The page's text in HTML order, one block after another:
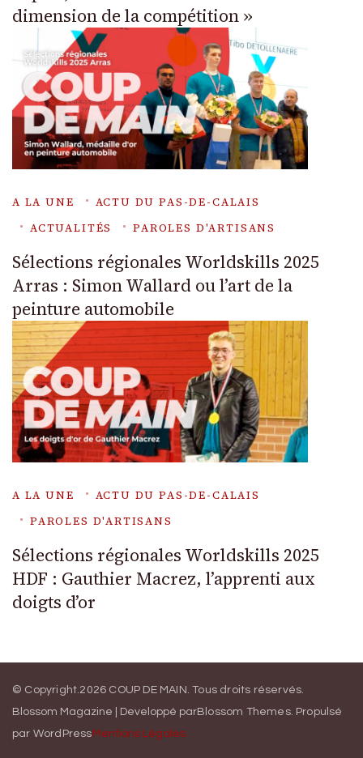
dimension de la compétition »
A LA UNE
ACTU DU PAS-DE-CALAIS
ACTUALITÉS
PAROLES D'ARTISANS
Sélections régionales Worldskills 2025
Arras : Simon Wallard ou l’art de la
peinture automobile
A LA UNE
ACTU DU PAS-DE-CALAIS
PAROLES D'ARTISANS
Sélections régionales Worldskills 2025
HDF : Gauthier Macrez, l’apprenti aux
doigts d’or
© Copyright.2026 COUP DE MAIN . Tous droits réservés.
Blossom Magazine | Developpé parBlossom Themes. Propulsé
par WordPress Mentions Légales